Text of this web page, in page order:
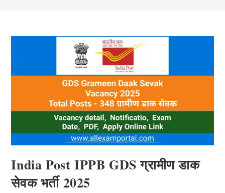
India Post IPPB GDS ग्रामीण डाक
सेवक भर्ती 2025